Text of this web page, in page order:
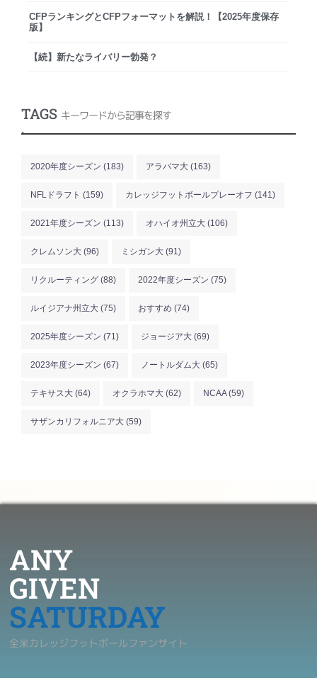
CFPランキングとCFPフォーマットを解説！【2025年度保存
版】
【続】新たなライバリー勃発？
TAGS キーワードから記事を探す
.
2020年度シーズン (183) アラバマ大 (163)
NFLドラフト (159) カレッジフットボールプレーオフ (141)
2021年度シーズン (113) オハイオ州立大 (106)
クレムソン大 (96) ミシガン大 (91)
リクルーティング (88) 2022年度シーズン (75)
ルイジアナ州立大 (75) おすすめ (74)
2025年度シーズン (71) ジョージア大 (69)
2023年度シーズン (67) ノートルダム大 (65)
テキサス大 (64) オクラホマ大 (62) NCAA(59)
サザンカリフォルニア大 (59)
ANY
GIVEN
SATURDAY
全米カレッジフットボールファンサイト